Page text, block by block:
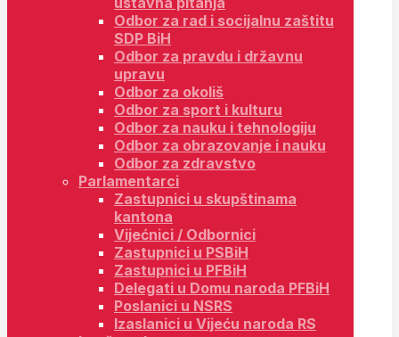
Odbor za rad i socijalnu zaštitu
SDP BiH
Odbor za pravdu i državnu
upravu
Odbor za okoliš
Odbor za sport i kulturu
Odbor za nauku i tehnologiju
Odbor za obrazovanje i nauku
Odbor za zdravstvo
Parlamentarci
Zastupnici u skupštinama
kantona
Vijećnici / Odbornici
Zastupnici u PSBiH
Zastupnici u PFBiH
Delegati u Domu naroda PFBiH
Poslanici u NSRS
Izaslanici u Vijeću naroda RS